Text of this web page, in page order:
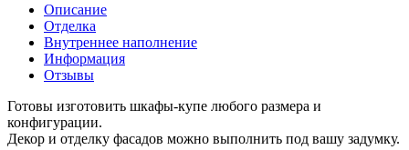
Описание
Отделка
Внутреннее наполнение
Информация
Отзывы
Готовы изготовить шкафы-купе любого размера и
конфигурации.
Декор и отделку фасадов можно выполнить под вашу задумку.